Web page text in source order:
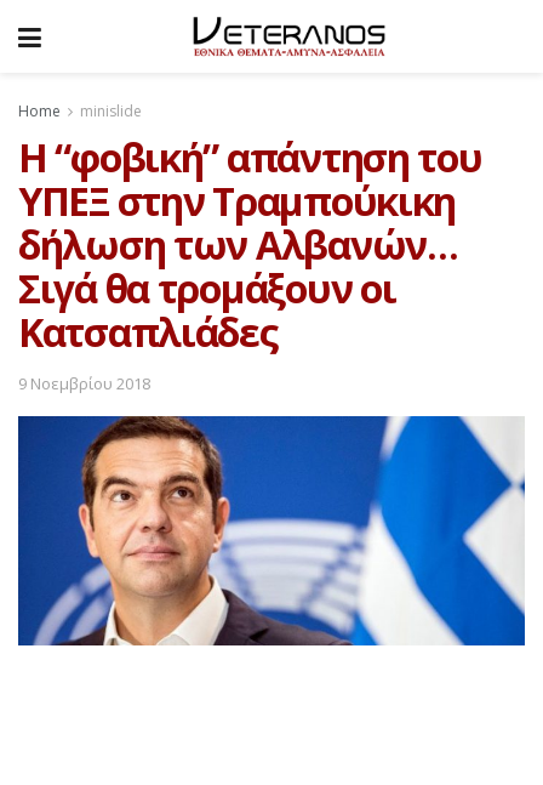
Home minislide
Η “φοβική” απάντηση του
ΥΠΕΞ στην Τραμπούκικη
δήλωση των Αλβανών…
Σιγά θα τρομάξουν οι
Κατσαπλιάδες
9 Νοεμβρίου 2018